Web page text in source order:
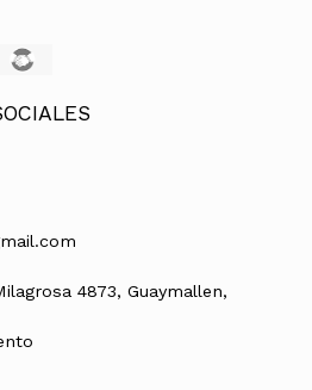
4873, Guaymallen,